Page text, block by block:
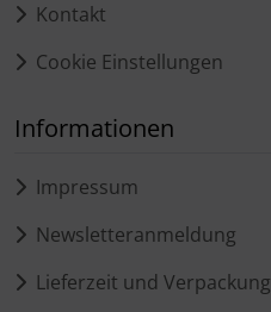
Kontakt
Cookie Einstellungen
Informationen
Impressum
Newsletteranmeldung
Lieferzeit und Verpackung